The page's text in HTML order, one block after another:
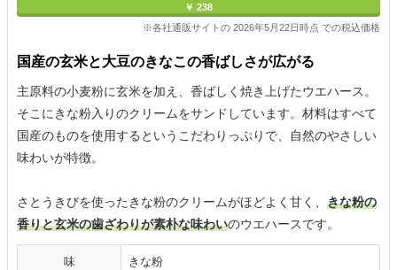
￥ 238
※各社通販サイトの 2026年5月22日時点 での税込価格
国産の玄米と大豆のきなこの香ばしさが広がる
主原料の小麦粉に玄米を加え、香ばしく焼き上げたウエハース。
そこにきな粉入りのクリームをサンドしています。材料はすべて
国産のものを使用するというこだわりっぷりで、自然のやさしい
味わいが特徴。
さとうきびを使ったきな粉のクリームがほどよく甘く、 きな粉の
香りと玄米の歯ざわりが素朴な味わいのウエハースです。
味 きな粉